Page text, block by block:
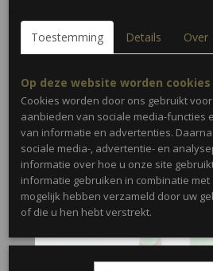
Toestemming Details Over
Op deze website worden
Cookies worden door ons gebruikt
aanbieden van sociale media-functies
van informatie en advertenties.
sociale media-, advertentie- en
informatie over hoe u onze site
informatie gebruiken in combinatie
mogelijk hebben verzameld door uw
of die u hen hebt verstrekt.